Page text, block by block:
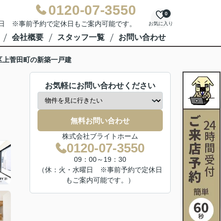
0120-07-3550
※事前予約で定休日もご案内可能です。 お気に入り
0
会社概要 スタッフ一覧 お問い合わせ
上菅田町の新築一戸建
お気軽にお問い合わせください
無料お問い合わせ
株式会社ブライトホーム
0120-07-3550
09：00～19：30
（休：火・水曜日 ※事前予約で定休日
もご案内可能です。）